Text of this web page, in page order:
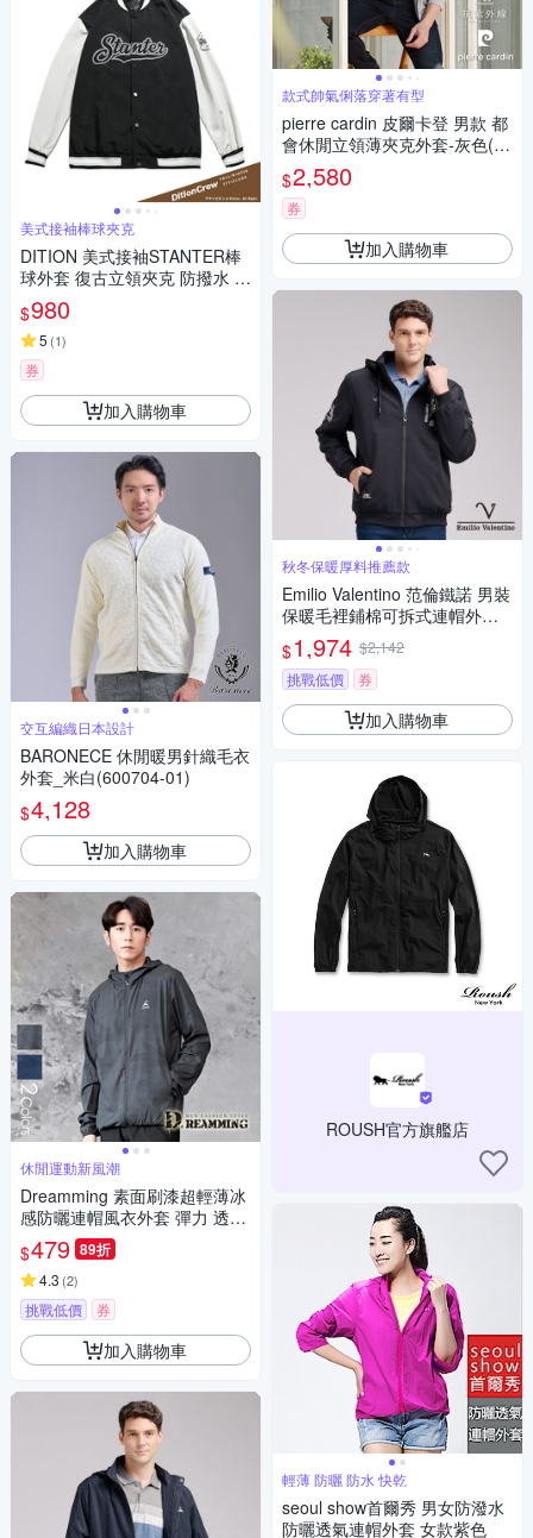
美式接袖棒球夾克
DITION 美式接袖STANTER棒
球外套 復古立領夾克 防撥水 情
侶款 男女可穿 通勤騎車風衣
$980
5 (1)
券
加入購物車
交互編織日本設計
BARONECE 休閒暖男針織毛衣
外套_米白(600704-01)
$4,128
加入購物車
休閒運動新風潮
Dreamming 素面刷漆超輕薄冰
感防曬連帽風衣外套 彈力 透
氣-共二色
$479 89折
4.3 (2)
挑戰低價 券
加入購物車
款式帥氣俐落穿著有型
pierre cardin 皮爾卡登 男款 都
會休閒立領薄夾克外套-灰色(52
47603-95)
$2,580
券
加入購物車
秋冬保暖厚料推薦款
Emilio Valentino 范倫鐵諾 男裝
保暖毛裡鋪棉可拆式連帽外套-
黑(15-5K9976)
$1,974 $2,142
挑戰低價
券
加入購物車
ROUSH官方旗艦店
輕薄 防曬 防水 快乾
seoul show首爾秀 男女防潑水
防曬透氣連帽外套 女款紫色